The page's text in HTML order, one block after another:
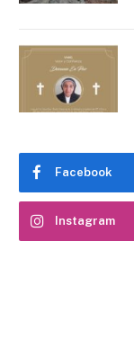
Facebook
Instagram